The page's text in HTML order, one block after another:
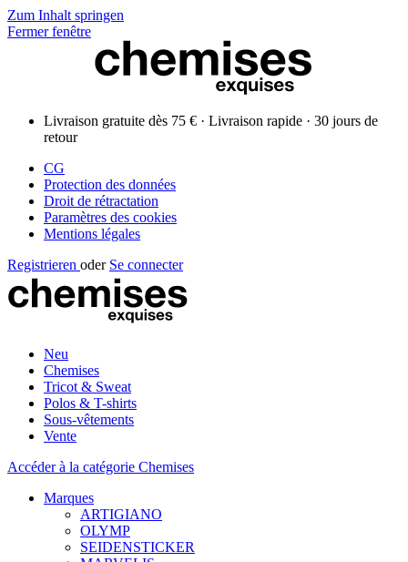
Zum Inhalt springen
Fermer fenêtre
Livraison gratuite dès 75 € · Livraison rapide · 30 jours de
retour
CG
Protection des données
Droit de rétractation
Paramètres des cookies
Mentions légales
Registrieren oder Se connecter
Neu
Chemises
Tricot & Sweat
Polos & T-shirts
Sous-vêtements
Vente
Accéder à la catégorie Chemises
Marques
ARTIGIANO
OLYMP
SEIDENSTICKER